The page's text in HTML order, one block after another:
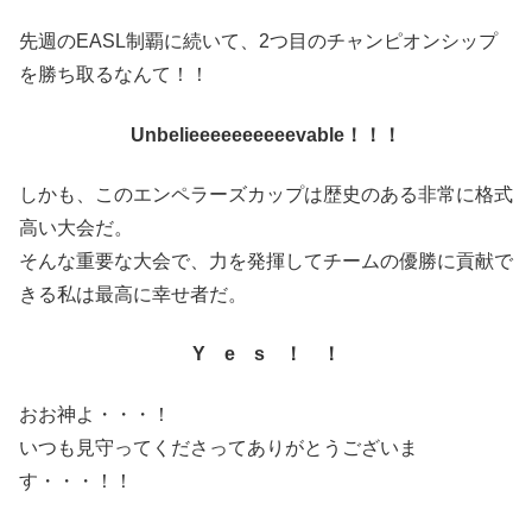
先週のEASL制覇に続いて、2つ目のチャンピオンシップ
を勝ち取るなんて！！
Unbelieeeeeeeeeevable！！！
しかも、このエンペラーズカップは歴史のある非常に格式
高い大会だ。
そんな重要な大会で、力を発揮してチームの優勝に貢献で
きる私は最高に幸せ者だ。
Y e s ！ ！
おお神よ・・・！
いつも見守ってくださってありがとうございま
す・・・！！